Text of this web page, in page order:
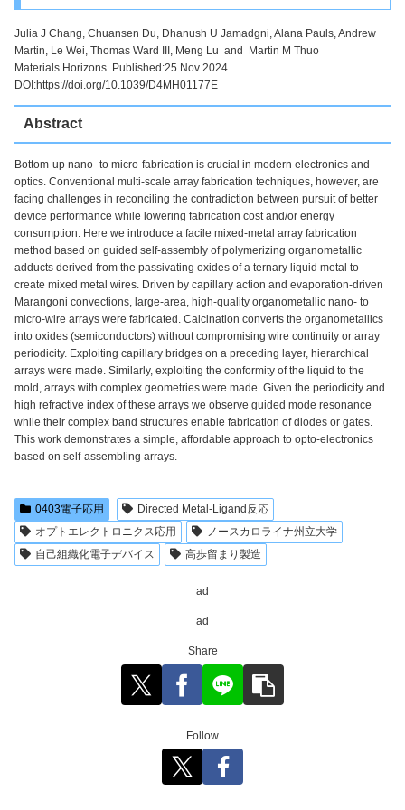
Julia J Chang, Chuansen Du, Dhanush U Jamadgni, Alana Pauls, Andrew
Martin, Le Wei, Thomas Ward III, Meng Lu and Martin M Thuo
Materials Horizons Published:25 Nov 2024
DOI:https://doi.org/10.1039/D4MH01177E
Abstract
Bottom-up nano- to micro-fabrication is crucial in modern electronics and
optics. Conventional multi-scale array fabrication techniques, however, are
facing challenges in reconciling the contradiction between pursuit of better
device performance while lowering fabrication cost and/or energy
consumption. Here we introduce a facile mixed-metal array fabrication
method based on guided self-assembly of polymerizing organometallic
adducts derived from the passivating oxides of a ternary liquid metal to
create mixed metal wires. Driven by capillary action and evaporation-driven
Marangoni convections, large-area, high-quality organometallic nano- to
micro-wire arrays were fabricated. Calcination converts the organometallics
into oxides (semiconductors) without compromising wire continuity or array
periodicity. Exploiting capillary bridges on a preceding layer, hierarchical
arrays were made. Similarly, exploiting the conformity of the liquid to the
mold, arrays with complex geometries were made. Given the periodicity and
high refractive index of these arrays we observe guided mode resonance
while their complex band structures enable fabrication of diodes or gates.
This work demonstrates a simple, affordable approach to opto-electronics
based on self-assembling arrays.
0403電子応用
Directed Metal-Ligand反応
オプトエレクトロニクス応用
ノースカロライナ州立大学
自己組織化電子デバイス
高歩留まり製造
ad
ad
Share
Follow